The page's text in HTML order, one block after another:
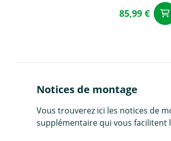
85,99 €
Notices de montage
Vous trouverez ici les notices de
supplémentaire qui vous facilitent